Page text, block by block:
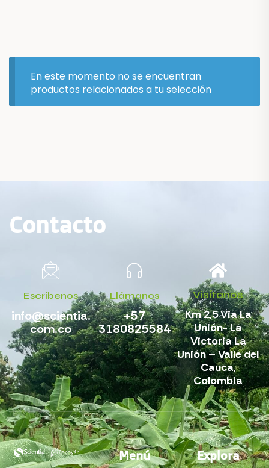
En este momento no se encuentran
productos relacionados a tu selección
Contacto
Escríbenos
info@scientia.
com.co
Llámanos
+57
3180825584
Visítanos
Km 2,5 Via La
Unión- La
Victoria La
Unión – Valle del
Cauca,
Colombia
Menú Explora